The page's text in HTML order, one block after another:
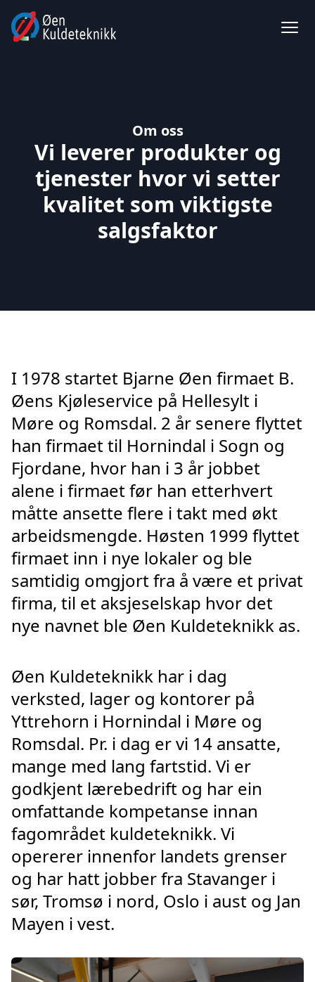
Om oss
Vi leverer produkter og
tjenester hvor vi setter
kvalitet som viktigste
salgsfaktor
I 1978 startet Bjarne Øen firmaet B.
Øens Kjøleservice på Hellesylt i
Møre og Romsdal. 2 år senere flyttet
han firmaet til Hornindal i Sogn og
Fjordane, hvor han i 3 år jobbet
alene i firmaet før han etterhvert
måtte ansette flere i takt med økt
arbeidsmengde. Høsten 1999 flyttet
firmaet inn i nye lokaler og ble
samtidig omgjort fra å være et privat
firma, til et aksjeselskap hvor det
nye navnet ble Øen Kuldeteknikk as.
Øen Kuldeteknikk har i dag
verksted, lager og kontorer på
Yttrehorn i Hornindal i Møre og
Romsdal. Pr. i dag er vi 14 ansatte,
mange med lang fartstid. Vi er
godkjent lærebedrift og har ein
omfattande kompetanse innan
fagområdet kuldeteknikk. Vi
opererer innenfor landets grenser
og har hatt jobber fra Stavanger i
sør, Tromsø i nord, Oslo i aust og Jan
Mayen i vest.